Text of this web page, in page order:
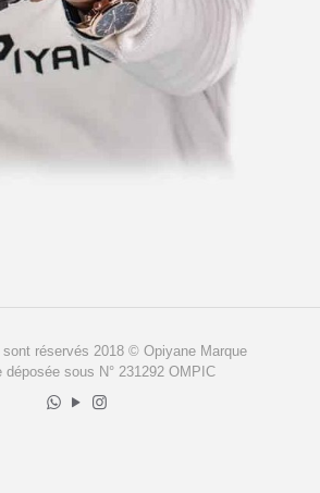
réservés 2018 © Opiyane Marque
déposée sous N° 231292 OMPIC